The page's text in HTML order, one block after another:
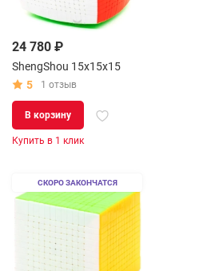
24 780 ₽
ShengShou 15x15x15
5
1 отзыв
В корзину
Купить в 1 клик
СКОРО ЗАКОНЧАТСЯ